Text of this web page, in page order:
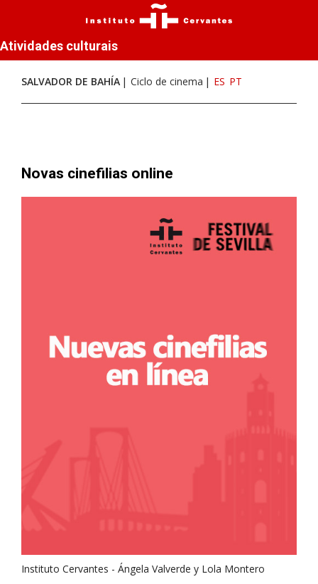
Atividades culturais
SALVADOR DE BAHÍA Ciclo de cinema ES PT
Novas cinefilias online
Instituto Cervantes - Ángela Valverde y Lola Montero